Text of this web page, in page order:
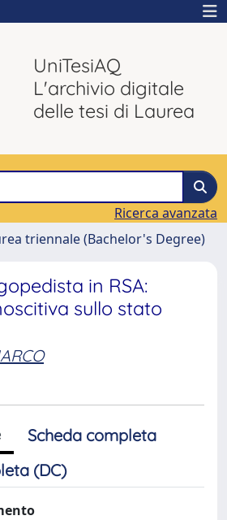
UniTesiAQ
L'archivio digitale
delle tesi di Laurea
Ricerca avanzata
triennale (Bachelor's Degree)
in RSA:
sullo stato
Scheda completa
(DC)